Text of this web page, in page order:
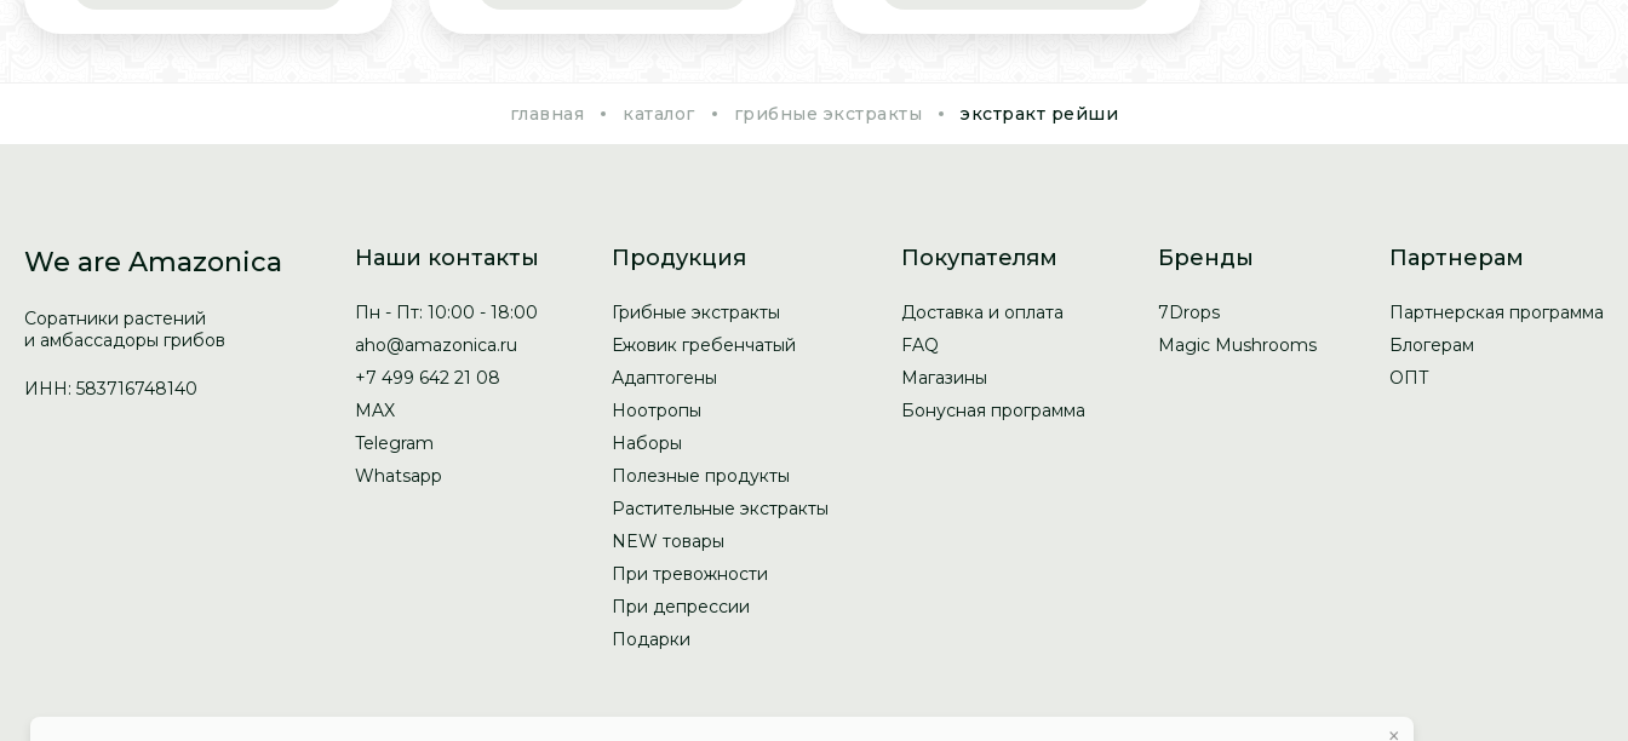
главная каталог грибные экстракты экстракт рейши
We are Amazonica
Соратники растений
и амбассадоры грибов
ИНН: 583716748140
Наши контакты
Пн - Пт: 10:00 - 18:00
aho@amazonica.ru
+7 499 642 21 08
MAX
Telegram
Whatsapp
Продукция
Грибные экстракты
Ежовик гребенчатый
Адаптогены
Ноотропы
Наборы
Полезные продукты
Растительные экстракты
NEW товары
При тревожности
При депрессии
Подарки
Покупателям
Доставка и оплата
FAQ
Магазины
Бонусная программа
Бренды
7Drops
Magic Mushrooms
Партнерам
Партнерская программа
Блогерам
ОПТ